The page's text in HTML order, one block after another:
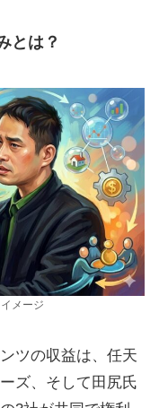
とは？
メージ
ツの収益は、任天
ズ、そして田尻氏